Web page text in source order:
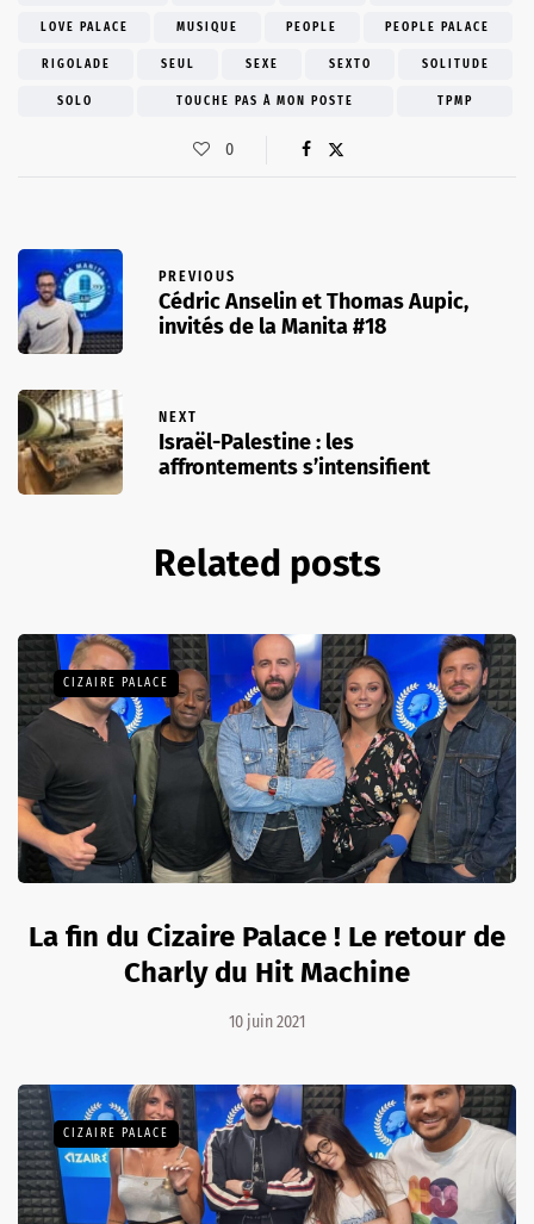
LOVE PALACE MUSIQUE PEOPLE PEOPLE PALACE
RIGOLADE SEUL SEXE SEXTO SOLITUDE
SOLO TOUCHE PAS À MON POSTE TPMP
0
PREVIOUS
Cédric Anselin et Thomas Aupic,
invités de la Manita #18
NEXT
Israël-Palestine : les
affrontements s’intensifient
Related posts
CIZAIRE PALACE
La fin du Cizaire Palace ! Le retour de
Charly du Hit Machine
10 juin 2021
CIZAIRE PALACE